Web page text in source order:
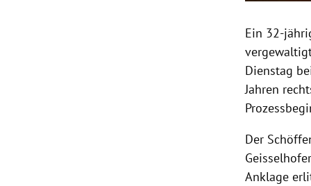
Ein 32-
Dienstag
Jahren
Der
Anklage